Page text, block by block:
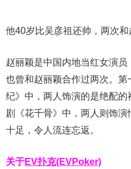
他40岁比吴彦祖还帅，两次和
赵丽颖是中国内地当红女演员
也曾和赵丽颖合作过两次。
纪》中，两人饰演的是绝配
剧《花千骨》中，两人则饰
十足，令人流连忘返。
关于EV扑克(EVPoker)